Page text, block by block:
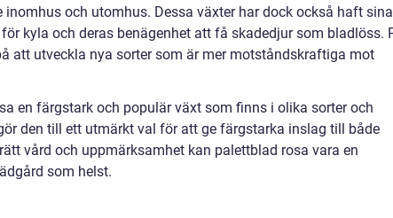
och utomhus. Dessa växter har dock också haft sina
kyla och deras benägenhet att få skadedjur som bladlöss.
att utveckla nya sorter som är mer motståndskraftiga mot
en färgstark och populär växt som finns i olika sorter och
den till ett utmärkt val för att ge färgstarka inslag till både
vård och uppmärksamhet kan palettblad rosa vara en
som helst.